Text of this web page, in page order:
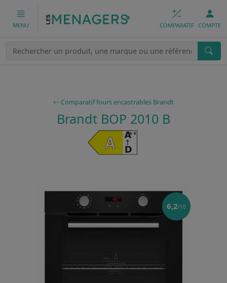
MENU COMPARATIF COMPTE
Comparatif fours encastrables Brandt
Brandt BOP 2010 B
6,2/10